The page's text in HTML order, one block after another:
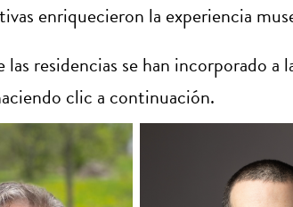
enriquecieron la experiencia
residencias se han incorporado
clic a continuación.